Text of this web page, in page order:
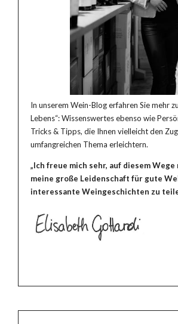
In unserem Wein-Blog erfahren Sie mehr
Lebens“: Wissenswertes ebenso wie
Tricks & Tipps, die Ihnen vielleicht den
umfangreichen Thema erleichtern.
„Ich freue mich sehr, auf diesem Wege
meine große Leidenschaft für gute
interessante Weingeschichten zu